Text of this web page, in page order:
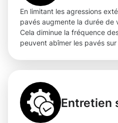
En limitant les agressions
pavés augmente la durée de
Cela diminue la fréquence
peuvent abîmer les pavés
Entretien